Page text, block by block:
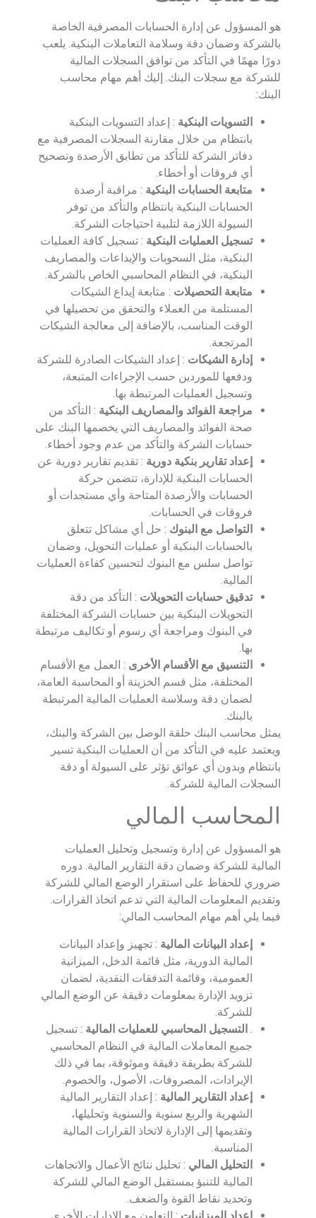
هو المسؤول عن إدارة الحسابات المصرفية الخاصة
بالشركة وضمان دقة وسلامة التعاملات البنكية. يلعب
دورًا مهمًا في التأكد من توافق السجلات المالية
للشركة مع سجلات البنك. إليك أهم مهام محاسب
البنك:
التسويات البنكية : إعداد التسويات البنكية
بانتظام من خلال مقارنة السجلات المصرفية مع
دفاتر الشركة للتأكد من تطابق الأرصدة وتصحيح
أي فروقات أو أخطاء.
متابعة الحسابات البنكية : مراقبة أرصدة
الحسابات البنكية بانتظام والتأكد من توفر
السيولة اللازمة لتلبية احتياجات الشركة.
تسجيل العمليات البنكية : تسجيل كافة العمليات
البنكية، مثل السحوبات والإيداعات والمصاريف
البنكية، في النظام المحاسبي الخاص بالشركة.
متابعة التحصيلات : متابعة إيداع الشيكات
المستلمة من العملاء والتحقق من تحصيلها في
الوقت المناسب، بالإضافة إلى معالجة الشيكات
المرتجعة.
إدارة الشيكات : إعداد الشيكات الصادرة للشركة
ودفعها للموردين حسب الإجراءات المتبعة،
وتسجيل العمليات المرتبطة بها.
مراجعة الفوائد والمصاريف البنكية : التأكد من
صحة الفوائد والمصاريف التي يخصمها البنك على
حسابات الشركة والتأكد من عدم وجود أخطاء.
إعداد تقارير بنكية دورية : تقديم تقارير دورية عن
الحسابات البنكية للإدارة، تتضمن حركة
الحسابات والأرصدة المتاحة وأي مستجدات أو
فروقات في الحسابات.
التواصل مع البنوك : حل أي مشاكل تتعلق
بالحسابات البنكية أو عمليات التحويل، وضمان
تواصل سلس مع البنوك لتحسين كفاءة العمليات
المالية.
تدقيق حسابات التحويلات : التأكد من دقة
التحويلات البنكية بين حسابات الشركة المختلفة
في البنوك ومراجعة أي رسوم أو تكاليف مرتبطة
بها.
التنسيق مع الأقسام الأخرى : العمل مع الأقسام
المختلفة، مثل قسم الخزينة أو المحاسبة العامة،
لضمان دقة وسلاسة العمليات المالية المرتبطة
بالبنك.
يمثل محاسب البنك حلقة الوصل بين الشركة والبنك،
ويعتمد عليه في التأكد من أن العمليات البنكية تسير
بانتظام وبدون أي عوائق تؤثر على السيولة أو دقة
السجلات المالية للشركة.
المحاسب المالي
هو المسؤول عن إدارة وتسجيل وتحليل العمليات
المالية للشركة وضمان دقة التقارير المالية. دوره
ضروري للحفاظ على استقرار الوضع المالي للشركة
وتقديم المعلومات المالية التي تدعم اتخاذ القرارات.
فيما يلي أهم مهام المحاسب المالي:
إعداد البيانات المالية : تجهيز وإعداد البيانات
المالية الدورية، مثل قائمة الدخل، الميزانية
العمومية، وقائمة التدفقات النقدية، لضمان
تزويد الإدارة بمعلومات دقيقة عن الوضع المالي
للشركة.
التسجيل المحاسبي للعمليات المالية : تسجيل
جميع المعاملات المالية في النظام المحاسبي
للشركة بطريقة دقيقة وموثوقة، بما في ذلك
الإيرادات، المصروفات، الأصول، والخصوم.
إعداد التقارير المالية : إعداد التقارير المالية
الشهرية والربع سنوية والسنوية وتحليلها،
وتقديمها إلى الإدارة لاتخاذ القرارات المالية
المناسبة.
التحليل المالي : تحليل نتائج الأعمال والاتجاهات
المالية للتنبؤ بمستقبل الوضع المالي للشركة
وتحديد نقاط القوة والضعف.
إعداد الميزانيات : التعاون مع الإدارات الأخرى